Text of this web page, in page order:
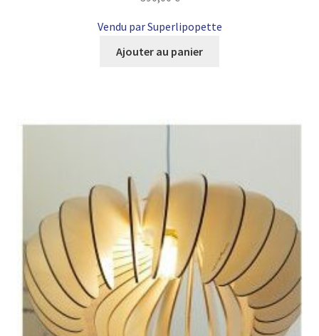
Vendu par Superlipopette
Ajouter au panier